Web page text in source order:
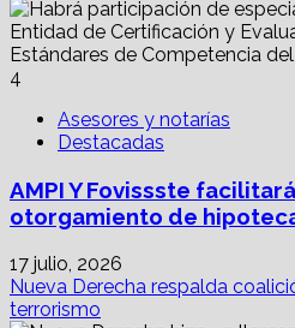
4
Asesores y notarías
Destacadas
AMPI Y Fovissste
otorgamiento de
17 julio, 2026
Nueva Derecha respalda
terrorismo